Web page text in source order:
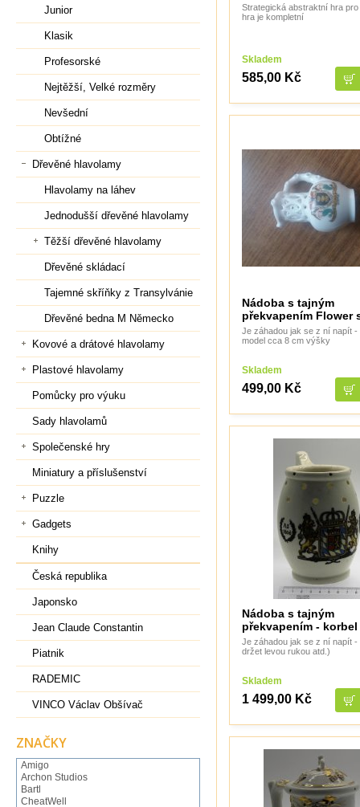
Strategická abstraktní hra
hra je kompletní
Skladem
585,00 Kč
Nádoba s tajným
překvapením Flower
Je záhadou jak se z ní napít -
model cca 8 cm výšky
Skladem
499,00 Kč
Nádoba s tajným
překvapením - korbel
Je záhadou jak se z ní napít -
držet levou rukou atd.)
Skladem
1 499,00 Kč
Junior
Klasik
Profesorské
Nejtěžší, Velké rozměry
Nevšední
Obtížné
Dřevěné hlavolamy
Hlavolamy na láhev
Jednodušší dřevěné hlavolamy
Těžší dřevěné hlavolamy
Dřevěné skládací
Tajemné skříňky z Transylvánie
Dřevěné bedna M Německo
Kovové a drátové hlavolamy
Plastové hlavolamy
Pomůcky pro výuku
Sady hlavolamů
Společenské hry
Miniatury a příslušenství
Puzzle
Gadgets
Knihy
Česká republika
Japonsko
Jean Claude Constantin
Piatnik
RADEMIC
VINCO Václav Obšívač
ZNAČKY
Amigo
Archon Studios
Bartl
CheatWell